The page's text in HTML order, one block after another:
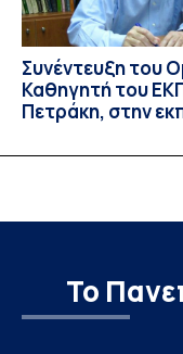
Συνέντευξη του
Καθηγητή του
Πετράκη, στην
Το